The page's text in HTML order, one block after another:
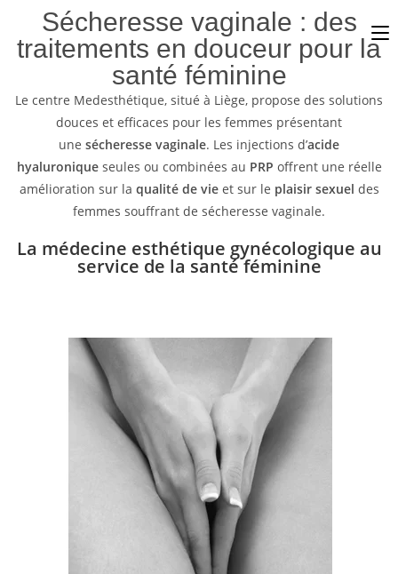
Sécheresse vaginale : des
traitements en douceur pour la
santé féminine
Le centre Medesthétique, situé à Liège, propose des solutions
douces et efficaces pour les femmes présentant
une sécheresse vaginale. Les injections d’acide
hyaluroniqueseules ou combinées au PRP offrent une réelle
amélioration sur la qualité de vieet sur le plaisir sexuel des
femmes souffrant de sécheresse vaginale.
La médecine esthétique gynécologique au
service de la santé féminine